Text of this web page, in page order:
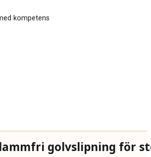
golvslipning för